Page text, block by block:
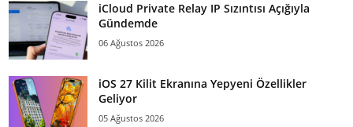
iCloud Private Relay IP Sızıntısı Açığıyla
Gündemde
06 Ağustos 2026
iOS 27 Kilit Ekranına Yepyeni Özellikler
Geliyor
05 Ağustos 2026